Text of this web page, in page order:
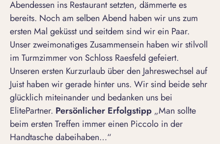
Abendessen ins Restaurant setzten, dämmerte es
bereits. Noch am selben Abend haben wir uns zum
ersten Mal geküsst und seitdem sind wir ein Paar.
Unser zweimonatiges Zusammensein haben wir stilvoll
im Turmzimmer von Schloss Raesfeld gefeiert.
Unseren ersten Kurzurlaub über den Jahreswechsel auf
Juist haben wir gerade hinter uns. Wir sind beide sehr
glücklich miteinander und bedanken uns bei
ElitePartner. Persönlicher Erfolgstipp „Man sollte
beim ersten Treffen immer einen Piccolo in der
Handtasche dabeihaben…“